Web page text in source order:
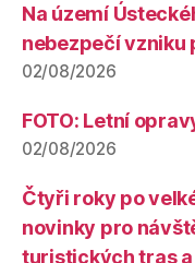
Na území
nebezpečí vzniku
02/08/2026
FOTO: Letní
02/08/2026
Čtyři roky po
novinky pro
turistických tras